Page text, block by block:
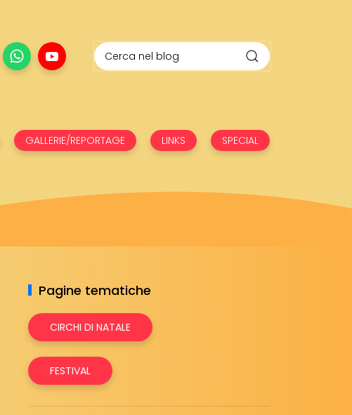
GALLERIE/REPORTAGE LINKS SPECIAL
Pagine tematiche
CIRCHI DI NATALE
FESTIVAL